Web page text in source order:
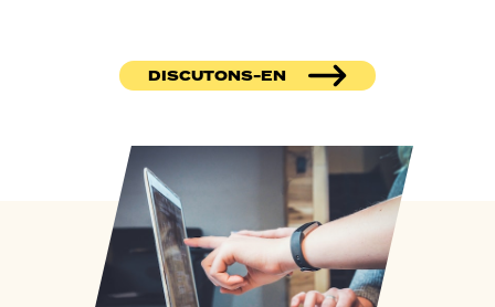
DISCUTONS-EN